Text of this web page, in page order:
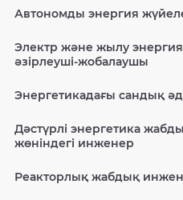
Автономды энергия
Электр және жылу
әзірлеуші-жобалаушы
Энергетикадағы сандық
Дәстүрлі энергетика
жөніндегі инженер
Реакторлық жабдық